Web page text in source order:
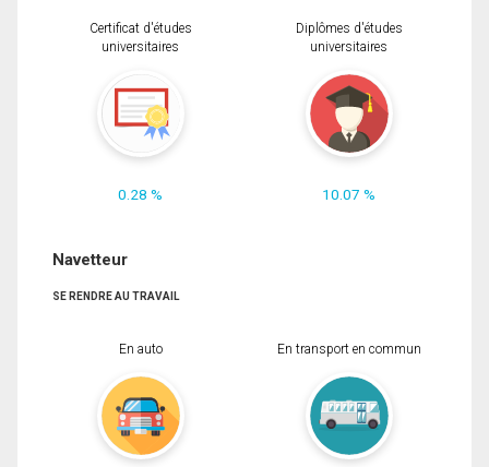
Certificat d'études
universitaires
0.28 %
Diplômes d'études
universitaires
10.07 %
Navetteur
SE RENDRE AU TRAVAIL
En auto En transport en commun